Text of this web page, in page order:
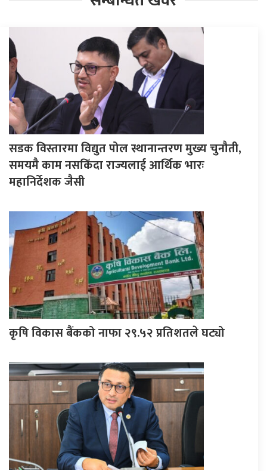
सडक विस्तारमा विद्युत पोल स्थानान्तरण मुख्य चुनौती,
समयमै काम नसकिँदा राज्यलाई आर्थिक भारः
महानिर्देशक जैसी
कृषि विकास बैंकको नाफा २९.५२ प्रतिशतले घट्यो